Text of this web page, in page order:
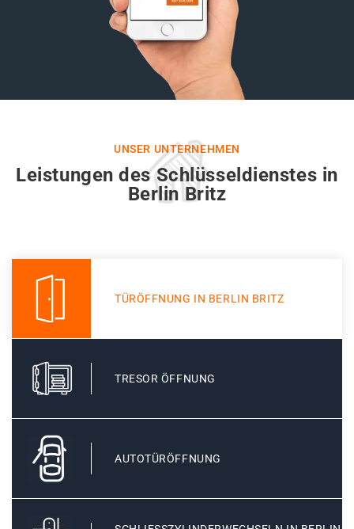
UNSER UNTERNEHMEN
Leistungen des Schlüsseldienstes in
Berlin Britz
TÜRÖFFNUNG IN BERLIN BRITZ
TRESOR ÖFFNUNG
AUTOTÜRÖFFNUNG